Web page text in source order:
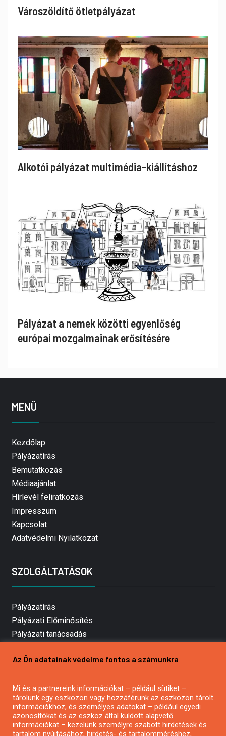
Városzöldítő ötletpályázat
Alkotói pályázat multimédia-kiállításhoz
Pályázat a nemek közötti egyenlőség
európai mozgalmainak erősítésére
MENÜ
Kezdőlap
Pályázatírás
Bemutatkozás
Médiaajánlat
Hírlevél feliratkozás
Impresszum
Kapcsolat
Adatvédelmi Nyilatkozat
SZOLGÁLTATÁSOK
Pályázatírás
Pályázati Előminősítés
Pályázati tanácsadás
Mezőgazdasági pályázatírás
Pályázatírás civil szervezeteknek
Pályázatírás önkormányzatoknak
Pályázatfigyelés
Specifikus pályázatfigyelés vagy hírlevél
Az Ön adatainak védelme fontos a számunkra
Mi és a partnereink információkat – például sütiket –
tárolunk egy eszközön vagy hozzáférünk az eszközön tárolt
információkhoz, és személyes adatokat – például egyedi
azonosítókat és az eszköz által küldött alapvető
információkat – kezelünk személyre szabott hirdetések és
tartalom nyújtásához, hirdetés- és tartalomméréshez,